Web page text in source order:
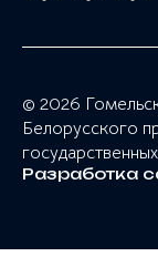
© 2026
Белорусского
Разработка